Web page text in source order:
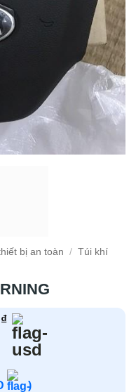
bị an toàn / Túi khí
₫
)